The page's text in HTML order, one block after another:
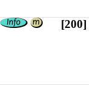
[200]